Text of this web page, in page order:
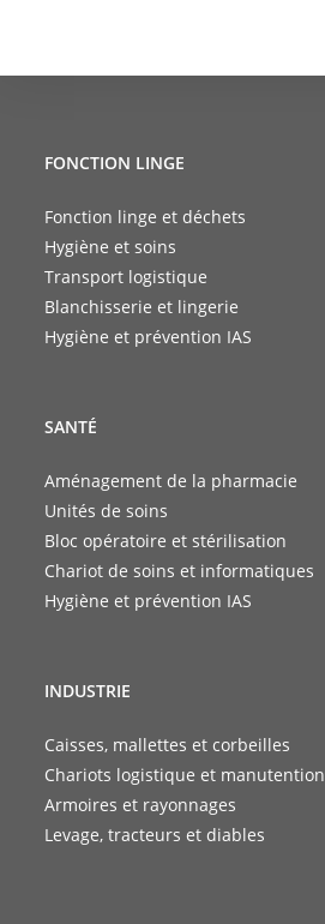
FONCTION LINGE
Fonction linge et déchets
Hygiène et soins
Transport logistique
Blanchisserie et lingerie
Hygiène et prévention IAS
SANTÉ
Aménagement de la pharmacie
Unités de soins
Bloc opératoire et stérilisation
Chariot de soins et informatiques
Hygiène et prévention IAS
INDUSTRIE
Caisses, mallettes et corbeilles
Chariots logistique et manutention
Armoires et rayonnages
Levage, tracteurs et diables